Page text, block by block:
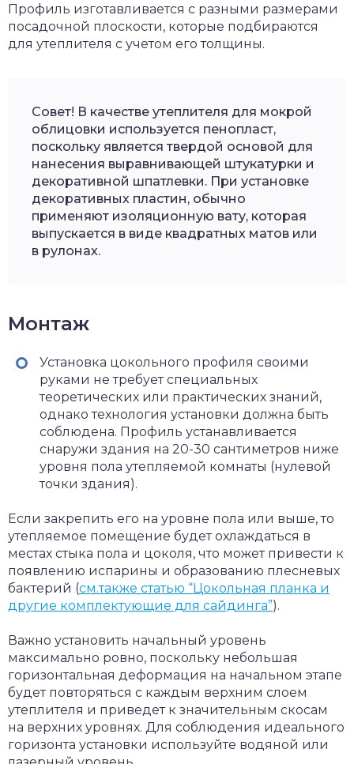
Профиль изготавливается с разными размерами
посадочной плоскости, которые подбираются
для утеплителя с учетом его толщины.
Совет! В качестве утеплителя для мокрой
облицовки используется пенопласт,
поскольку является твердой основой для
нанесения выравнивающей штукатурки и
декоративной шпатлевки. При установке
декоративных пластин, обычно
применяют изоляционную вату, которая
выпускается в виде квадратных матов или
в рулонах.
Монтаж
Установка цокольного профиля своими
руками не требует специальных
теоретических или практических знаний,
однако технология установки должна быть
соблюдена. Профиль устанавливается
снаружи здания на 20-30 сантиметров ниже
уровня пола утепляемой комнаты (нулевой
точки здания).
Если закрепить его на уровне пола или выше, то
утепляемое помещение будет охлаждаться в
местах стыка пола и цоколя, что может привести к
появлению испарины и образованию плесневых
бактерий (см.также статью “Цокольная планка и
другие комплектующие для сайдинга”).
Важно установить начальный уровень
максимально ровно, поскольку небольшая
горизонтальная деформация на начальном этапе
будет повторяться с каждым верхним слоем
утеплителя и приведет к значительным скосам
на верхних уровнях. Для соблюдения идеального
горизонта установки используйте водяной или